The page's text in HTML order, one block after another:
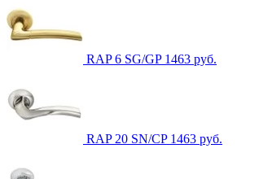
RAP 6 SG/GP 1463 руб.
RAP 20 SN/CP 1463 руб.